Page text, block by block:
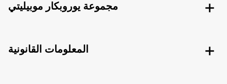
مجموعة يوروبكار موبيليتي
المعلومات القانونية